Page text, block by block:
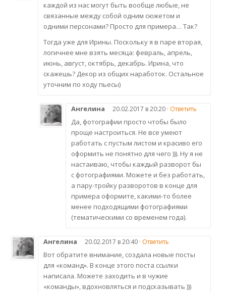
каждой из нас могут быть вообще любые, не
связанные между собой одним сюжетом и
одними персонами? Просто для примера… Так?
Тогда уже для Ирины. Поскольку я в паре вторая,
логичнее мне взять месяца: февраль, апрель,
июнь, август, октябрь, декабрь. Ирина, что
скажешь? Декор из общих наработок. Остальное
уточним по ходу пьесы)
Ангелина 20.02.2017 в 20:20 · Ответить
Да, фотографии просто чтобы было
проще настроиться. Не все умеют
работать с пустым листом и красиво его
оформить не понятно для чего ))). Ну я не
настаиваю, чтобы каждый разворот бы
с фотографиями. Можете и без работать,
а пару-тройку разворотов в конце для
примера оформите, какими-то более
менее подходящими фотографиями
(тематическими со временем года).
Ангелина 20.02.2017 в 20:40 · Ответить
Вот обратите внимание, создала новые посты
для «команд». В конце этого поста ссылки
написала. Можете заходить и в чужие
«команды», вдохновляться и подсказывать )))